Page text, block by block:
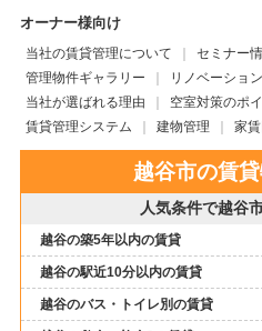
オーナー様向け
当社の賃貸管理について セミナー
管理物件ギャラリー
リノベーショ
当社が選ばれる理由
空室対策のポ
賃貸管理システム
建物管理 家
越谷市の賃
人気条件で越谷
越谷の築5年以内の賃貸
越谷の駅近10分以内の賃貸
越谷のバス・トイレ別の賃貸